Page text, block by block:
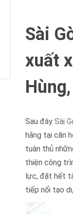
Sài
xuất
Sau đây Sài
hãng tại căn
tuân thủ
thiện công
lực, đặt hết
tiếp nối tạo